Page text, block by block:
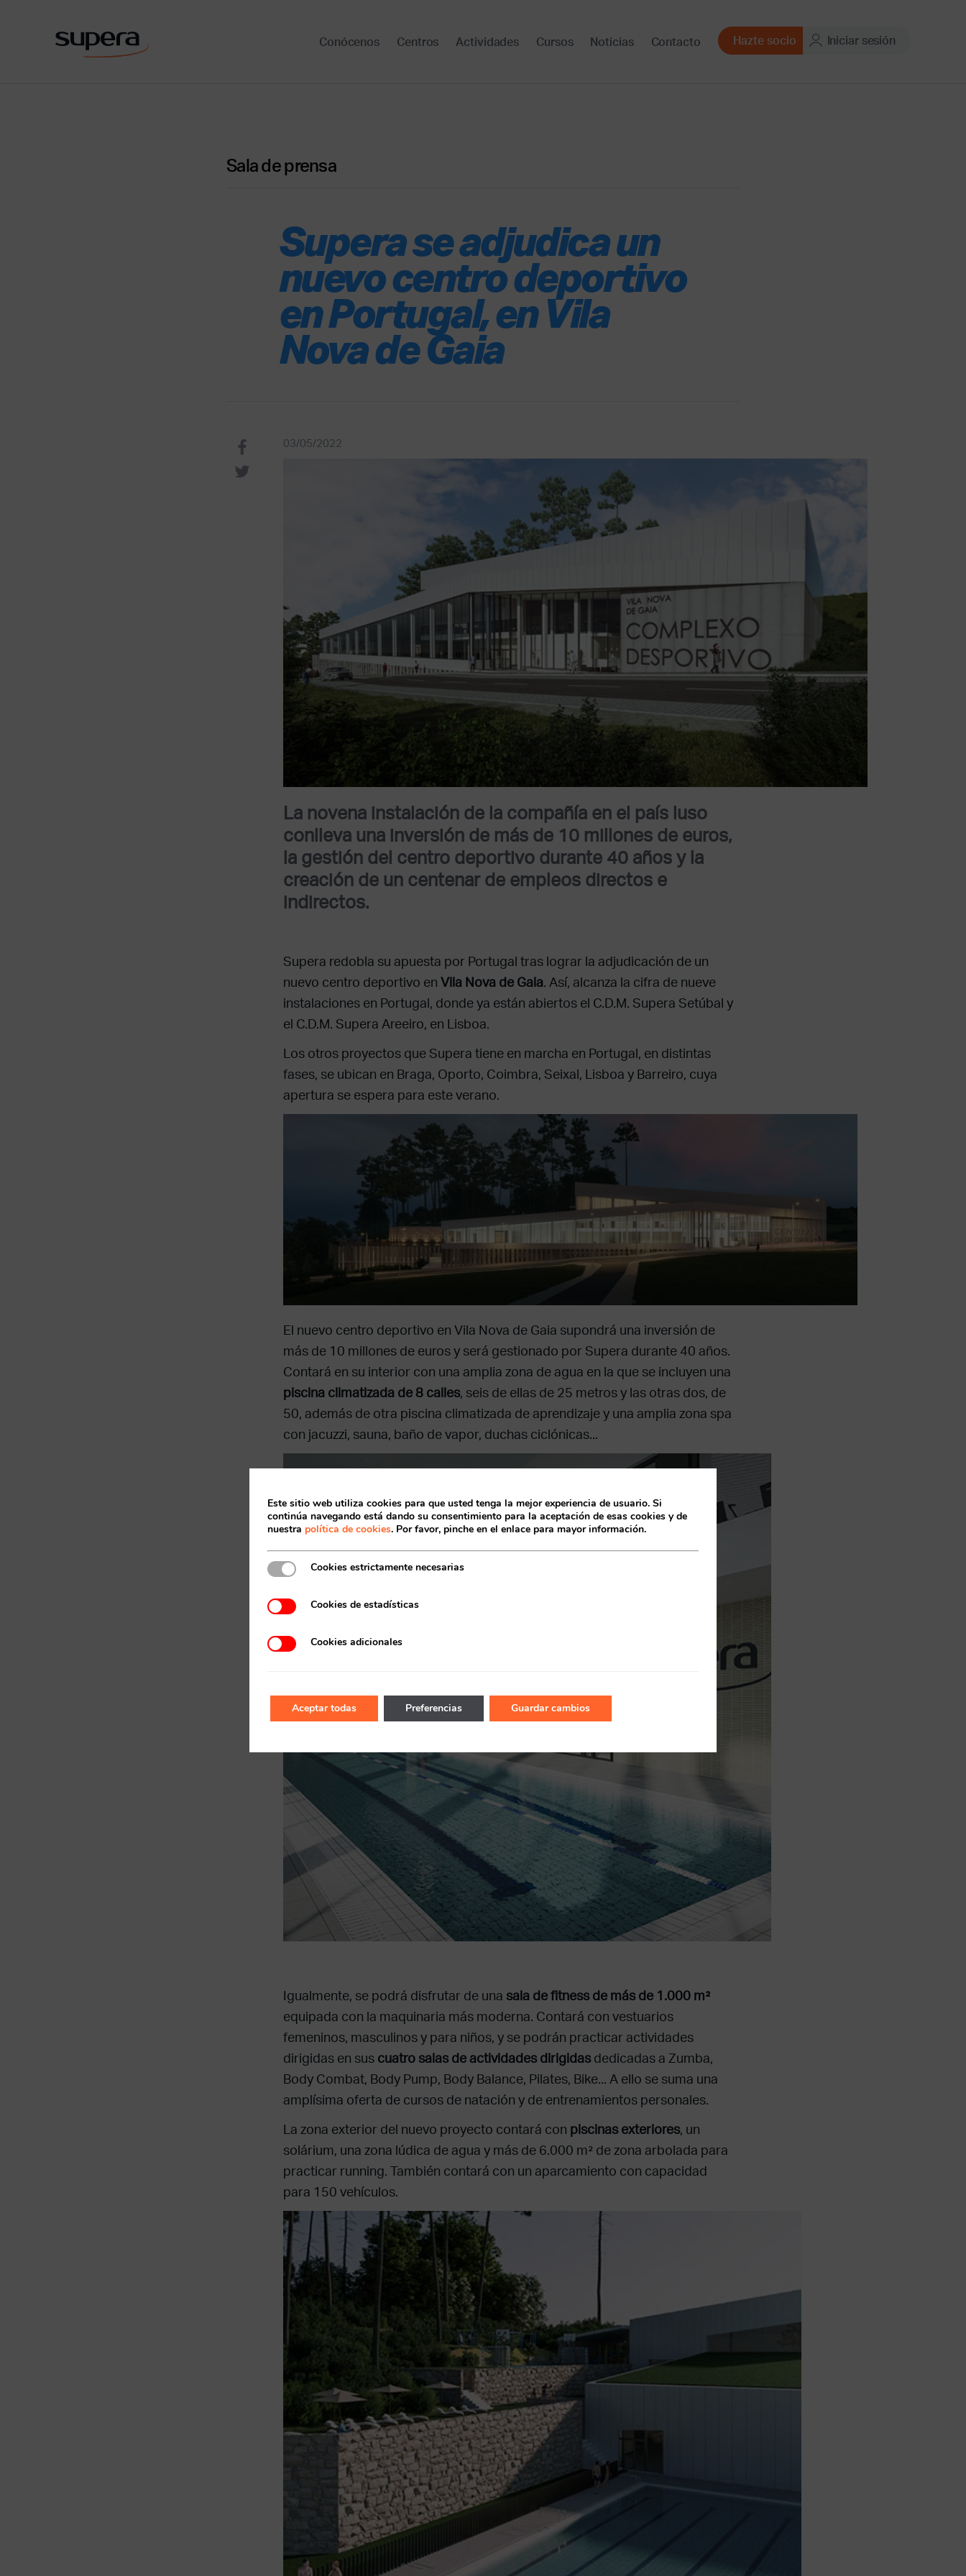
Acceso socios
Conócenos Centros Actividades Cursos Noticias Contacto Hazte socio Iniciar sesión
Sala de prensa
Supera se adjudica un
nuevo centro deportivo
en Portugal, en Vila
Nova de Gaia
03/05/2022
La novena instalación de la compañía en el país luso
conlleva una inversión de más de 10 millones de euros,
la gestión del centro deportivo durante 40 años y la
creación de un centenar de empleos directos e
indirectos.
Supera redobla su apuesta por Portugal tras lograr la adjudicación de un
nuevo centro deportivo en Vila Nova de Gaia. Así, alcanza la cifra de nueve
instalaciones en Portugal, donde ya están abiertos el C.D.M. Supera Setúbal y
el C.D.M. Supera Areeiro, en Lisboa.
Los otros proyectos que Supera tiene en marcha en Portugal, en distintas
fases, se ubican en Braga, Oporto, Coimbra, Seixal, Lisboa y Barreiro, cuya
apertura se espera para este verano.
El nuevo centro deportivo en Vila Nova de Gaia supondrá una inversión de
más de 10 millones de euros y será gestionado por Supera durante 40 años.
Contará en su interior con una amplia zona de agua en la que se incluyen una
piscina climatizada de 8 calles, seis de ellas de 25 metros y las otras dos, de
50, además de otra piscina climatizada de aprendizaje y una amplia zona spa
con jacuzzi, sauna, baño de vapor, duchas ciclónicas...
Igualmente, se podrá disfrutar de una sala de fitness de más de 1.000 m²
equipada con la maquinaria más moderna. Contará con vestuarios
femeninos, masculinos y para niños, y se podrán practicar actividades
dirigidas en sus cuatro salas de actividades dirigidas dedicadas a Zumba,
Body Combat, Body Pump, Body Balance, Pilates, Bike... A ello se suma una
amplísima oferta de cursos de natación y de entrenamientos personales.
La zona exterior del nuevo proyecto contará con piscinas exteriores, un
solárium, una zona lúdica de agua y más de 6.000 m² de zona arbolada para
practicar running. También contará con un aparcamiento con capacidad
para 150 vehículos.
Este sitio web utiliza cookies para que usted tenga la mejor experiencia de usuario. Si
continúa navegando está dando su consentimiento para la aceptación de esas cookies y de
nuestra política de cookies. Por favor, pinche en el enlace para mayor información.
Cookies estrictamente necesarias
Cookies de estadísticas
Cookies adicionales
Aceptar todas Preferencias Guardar cambios